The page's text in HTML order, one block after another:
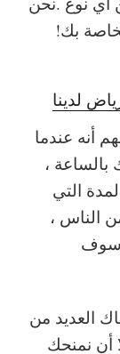
بك!
لدينا
أنه عندما
،
التي
الناس ،
سوف
العديد من
أن نمنحك